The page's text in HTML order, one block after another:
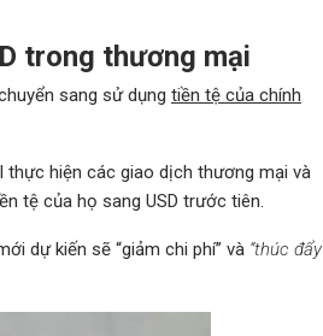
trong thương mại
sang sử dụng tiền tệ của chính
thực hiện các giao dịch thương mại và
tệ của họ sang USD trước tiên.
dự kiến sẽ “giảm chi phí” và “thúc đẩy